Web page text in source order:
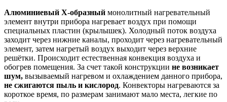
Алюминиевый Х-образный монолитный нагревательный
элемент внутри прибора нагревает воздух при помощи
специальных пластин (крылышек). Холодный поток воздуха
заходит через нижние каналы, проходит через нагревательный
элемент, затем нагретый воздух выходит через верхние
решётки. Происходит естественная конвекция воздуха и
обогрев помещения. За счет такой конструкции не возникает
шум, вызываемый нагревом и охлаждением данного прибора,
не сжигаются пыль и кислород. Конвекторы нагреваются за
короткое время, по размерам занимают мало места, легкие по